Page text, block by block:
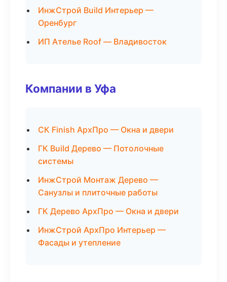
ИнжСтрой Build Интерьер —
Оренбург
ИП Ателье Roof — Владивосток
Компании в Уфа
СК Finish АрхПро — Окна и двери
ГК Build Дерево — Потолочные
системы
ИнжСтрой Монтаж Дерево —
Санузлы и плиточные работы
ГК Дерево АрхПро — Окна и двери
ИнжСтрой АрхПро Интерьер —
Фасады и утепление